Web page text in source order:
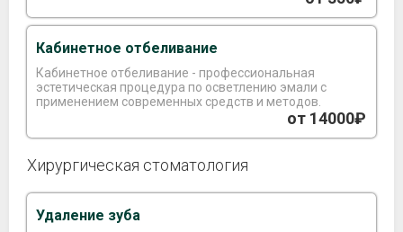
Кабинетное отбеливание
Кабинетное отбеливание - профессиональная
эстетическая процедура по осветлению эмали с
применением современных средств и методов.
от 14000₽
Хирургическая стоматология
Удаление зуба